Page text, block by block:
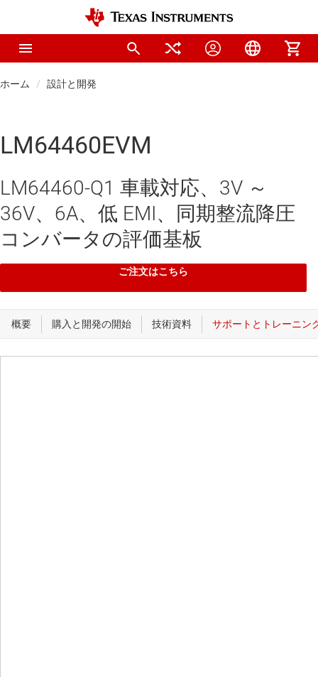
ホーム 設計と開発
LM64460EVM
LM64460-Q1 車載対応、3V ～
36V、6A、低 EMI、同期整流降圧
コンバータの評価基板
ご注文はこちら